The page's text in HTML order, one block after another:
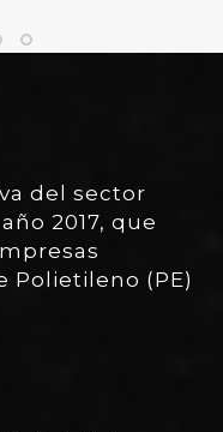
del sector
2017, que
Polietileno (PE)